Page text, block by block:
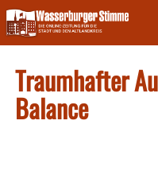
Skip
to
content
Traumhafter
Balance